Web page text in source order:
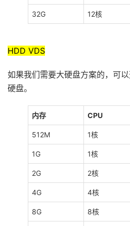
32G 12核
HDD VDS
如果我们需要大硬盘方案的，可
硬盘。
内存 CPU
512M 1核
1G 1核
2G 2核
4G 4核
8G 8核